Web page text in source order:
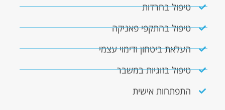
טיפול בחרדות
טיפול בהתקפי פאניקה
העלאת ביטחון ודימוי עצמי
טיפול בזוגיות במשבר
התפתחות אישית